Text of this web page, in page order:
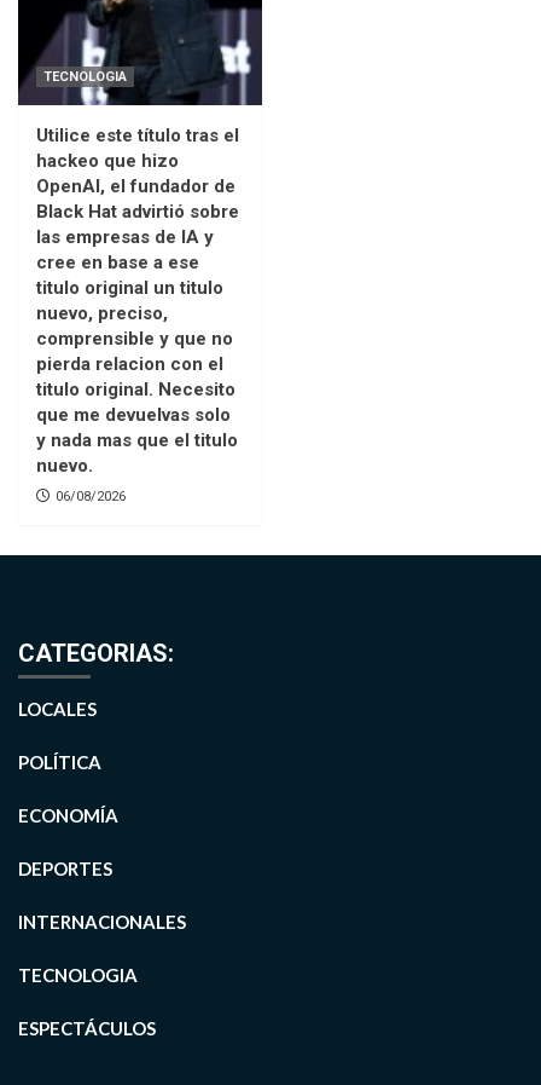
TECNOLOGIA
Utilice este título tras el
hackeo que hizo
OpenAI, el fundador de
Black Hat advirtió sobre
las empresas de IA y
cree en base a ese
titulo original un titulo
nuevo, preciso,
comprensible y que no
pierda relacion con el
titulo original. Necesito
que me devuelvas solo
y nada mas que el titulo
nuevo.
06/08/2026
CATEGORIAS:
LOCALES
POLÍTICA
ECONOMÍA
DEPORTES
INTERNACIONALES
TECNOLOGIA
ESPECTÁCULOS